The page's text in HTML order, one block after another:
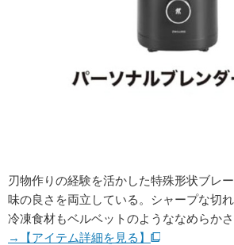
刃物作りの経験を活かした特殊形状ブレ
味の良さを両立している。シャープな切
冷凍食材もベルベットのようななめらかさ
→【アイテム詳細を見る】